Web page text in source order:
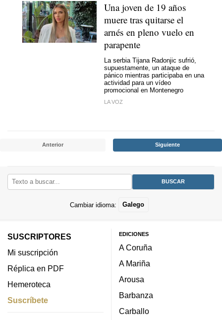
Una joven de 19 años
muere tras quitarse el
arnés en pleno vuelo en
parapente
La serbia Tijana Radonjic sufrió,
supuestamente, un ataque de
pánico mientras participaba en una
actividad para un vídeo
promocional en Montenegro
LA VOZ
Anterior Siguiente
Cambiar idioma: Galego
SUSCRIPTORES
Mi suscripción
Réplica en PDF
Hemeroteca
Suscríbete
EDICIONES
A Coruña
A Mariña
Arousa
Barbanza
Carballo